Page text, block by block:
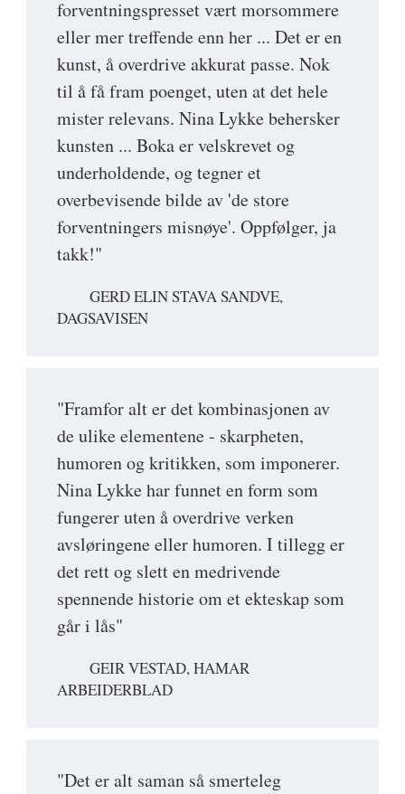
forventningspresset vært morsommere
eller mer treffende enn her ... Det er en
kunst, å overdrive akkurat passe. Nok
til å få fram poenget, uten at det hele
mister relevans. Nina Lykke behersker
kunsten ... Boka er velskrevet og
underholdende, og tegner et
overbevisende bilde av 'de store
forventningers misnøye'. Oppfølger, ja
takk!"
GERD ELIN STAVA SANDVE,
DAGSAVISEN
"Framfor alt er det kombinasjonen av
de ulike elementene - skarpheten,
humoren og kritikken, som imponerer.
Nina Lykke har funnet en form som
fungerer uten å overdrive verken
avsløringene eller humoren. I tillegg er
det rett og slett en medrivende
spennende historie om et ekteskap som
går i lås"
GEIR VESTAD, HAMAR
ARBEIDERBLAD
"Det er alt saman så smerteleg